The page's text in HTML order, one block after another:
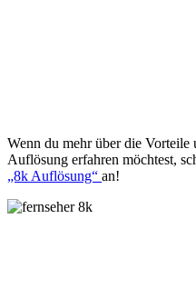
Wenn du mehr über die
Auflösung erfahren möchtest,
„8k Auflösung“ an!